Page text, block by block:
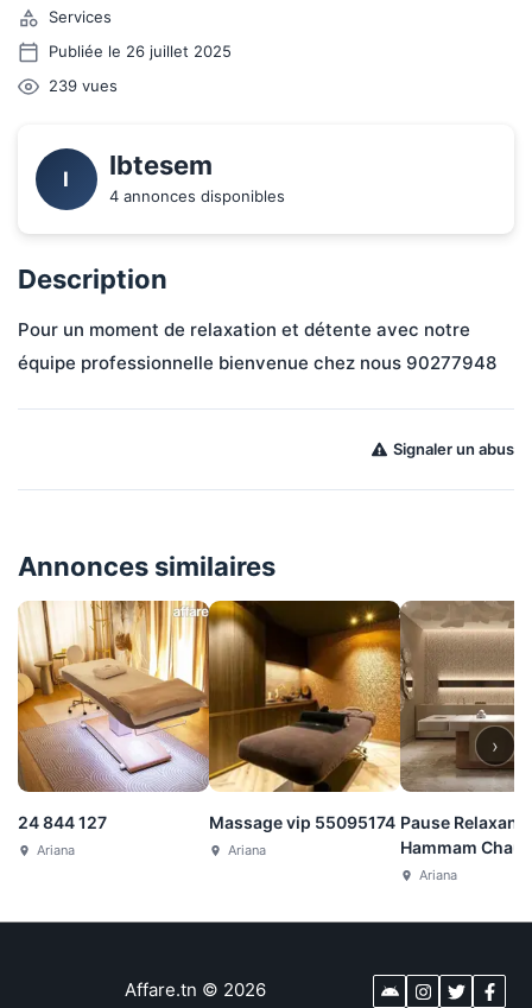
Services
Publiée le 26 juillet 2025
239 vues
I Ibtesem
4 annonces disponibles
Description
Pour un moment de relaxation et détente avec notre
équipe professionnelle bienvenue chez nous 90277948
Signaler un abus
Annonces similaires
24 844 127
Ariana
Massage vip 55095174
Ariana
Pause
Hammam
784 636
Ariana
›
Affare.tn © 2026